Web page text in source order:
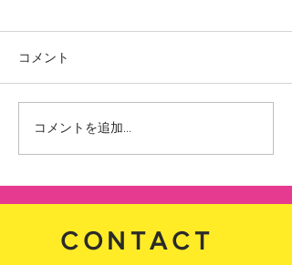
Midjourney
コメント
コメントを追加…
CONTACT